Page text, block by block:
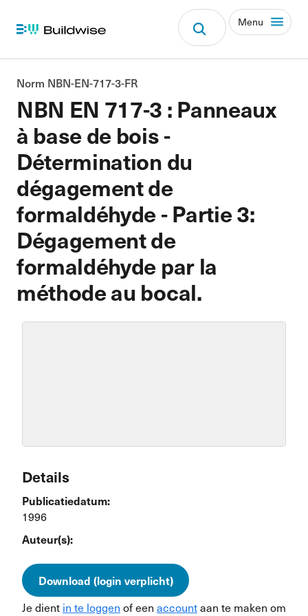
Menu
NBN EN 717-3 : Panneaux
à base de bois -
Détermination du
dégagement de
formaldéhyde - Partie 3:
Dégagement de
formaldéhyde par la
méthode au bocal.
Norm NBN-EN-717-3-FR
Details
Publicatiedatum:
1996
Auteur(s):
Download (login verplicht)
Je dient in te loggen of een accountaan te maken om